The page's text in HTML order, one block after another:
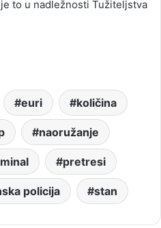
to u nadležnosti Tužiteljstva
euri količina
naoružanje
pretresi
policija stan